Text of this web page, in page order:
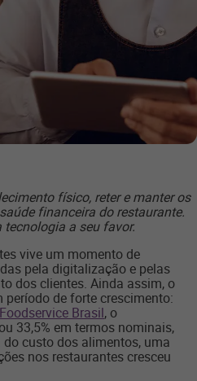
físico, reter e manter os
financeira do restaurante.
a seu favor.
vive um momento de
pela digitalização e pelas
dos clientes. Ainda assim, o
período de forte crescimento:
Brasil, o
33,5% em termos nominais,
custo dos alimentos, uma
nos restaurantes cresceu